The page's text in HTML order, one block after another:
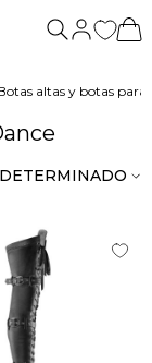
altas y botas para